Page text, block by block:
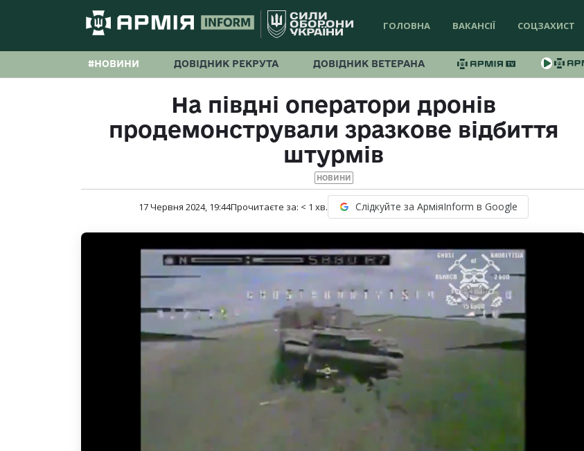
ГОЛОВНА ВАКАНСІЇ СОЦЗАХИСТ
#НОВИНИ ДОВІДНИК РЕКРУТА ДОВІДНИК ВЕТЕРАНА
На півдні оператори дронів
продемонстрували зразкове відбиття
штурмів
НОВИНИ
17 Червня 2024, 19:44Прочитаєте за: < 1 хв. Слідкуйте за АрміяInform в Google